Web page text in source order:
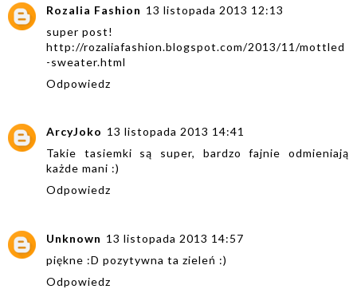
Rozalia Fashion 13 listopada 2013 12:13
super post!
http://rozaliafashion.blogspot.com/2013/11/mottled
-sweater.html
Odpowiedz
ArcyJoko 13 listopada 2013 14:41
Takie tasiemki są super, bardzo fajnie odmieniają
każde mani :)
Odpowiedz
Unknown 13 listopada 2013 14:57
piękne :D pozytywna ta zieleń :)
Odpowiedz